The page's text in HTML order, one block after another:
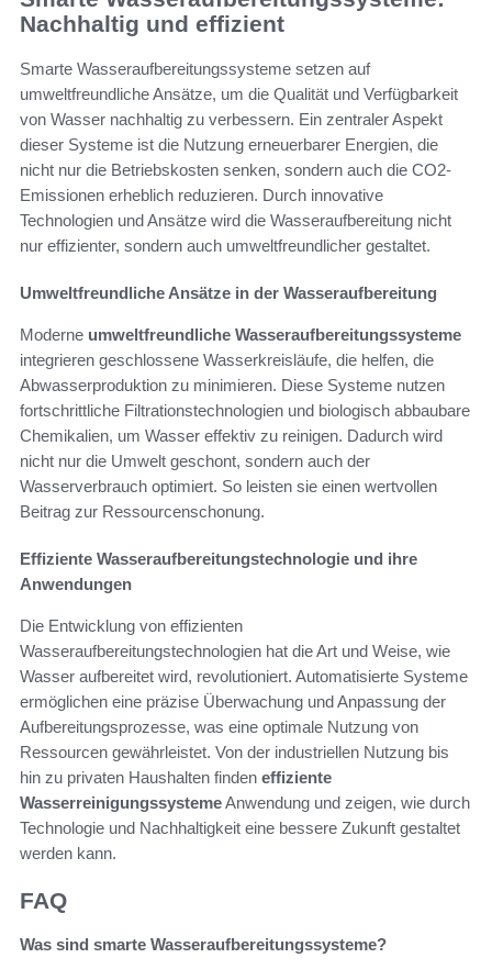
Nachhaltig und effizient
Smarte Wasseraufbereitungssysteme setzen auf
umweltfreundliche Ansätze, um die Qualität und Verfügbarkeit
von Wasser nachhaltig zu verbessern. Ein zentraler Aspekt
dieser Systeme ist die Nutzung erneuerbarer Energien, die
nicht nur die Betriebskosten senken, sondern auch die CO2-
Emissionen erheblich reduzieren. Durch innovative
Technologien und Ansätze wird die Wasseraufbereitung nicht
nur effizienter, sondern auch umweltfreundlicher gestaltet.
Umweltfreundliche Ansätze in der Wasseraufbereitung
Moderne umweltfreundliche Wasseraufbereitungssysteme
integrieren geschlossene Wasserkreisläufe, die helfen, die
Abwasserproduktion zu minimieren. Diese Systeme nutzen
fortschrittliche Filtrationstechnologien und biologisch abbaubare
Chemikalien, um Wasser effektiv zu reinigen. Dadurch wird
nicht nur die Umwelt geschont, sondern auch der
Wasserverbrauch optimiert. So leisten sie einen wertvollen
Beitrag zur Ressourcenschonung.
Effiziente Wasseraufbereitungstechnologie und ihre
Anwendungen
Die Entwicklung von effizienten
Wasseraufbereitungstechnologien hat die Art und Weise, wie
Wasser aufbereitet wird, revolutioniert. Automatisierte Systeme
ermöglichen eine präzise Überwachung und Anpassung der
Aufbereitungsprozesse, was eine optimale Nutzung von
Ressourcen gewährleistet. Von der industriellen Nutzung bis
hin zu privaten Haushalten finden effiziente
WasserreinigungssystemeAnwendung und zeigen, wie durch
Technologie und Nachhaltigkeit eine bessere Zukunft gestaltet
werden kann.
FAQ
Was sind smarte Wasseraufbereitungssysteme?